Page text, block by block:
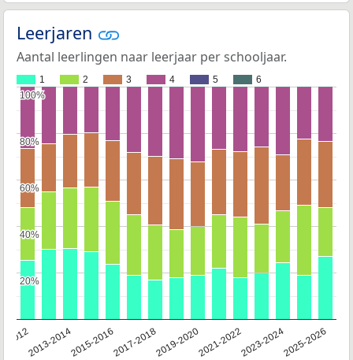
Leerjaren
Aantal leerlingen naar leerjaar per schooljaar.
1 2 3 4 5 6
20122013-20142015-20162017-20182019-20202021-20222023-20242025-2026
20%
20%
40%
40%
60%
60%
80%
80%
100%
100%